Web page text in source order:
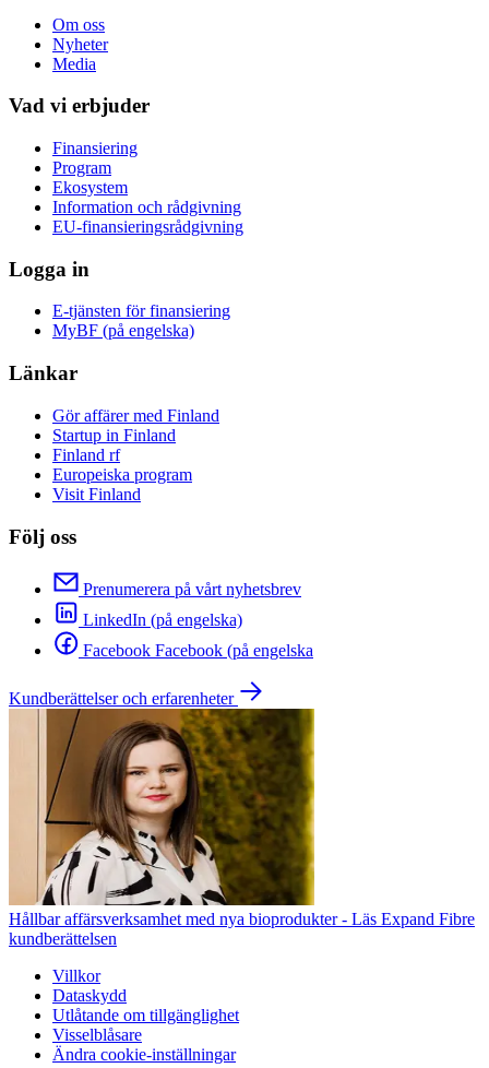
Om oss
Nyheter
Media
Vad vi erbjuder
Finansiering
Program
Ekosystem
Information och rådgivning
EU-finansieringsrådgivning
Logga in
E-tjänsten för finansiering
MyBF (på engelska)
Länkar
Gör affärer med Finland
Startup in Finland
Finland rf
Europeiska program
Visit Finland
Följ oss
Prenumerera på vårt nyhetsbrev
LinkedIn (på engelska)
Facebook Facebook (på engelska
Kundberättelser och erfarenheter
Hållbar affärsverksamhet med nya bioprodukter - Läs Expand Fibre
kundberättelsen
Villkor
Dataskydd
Utlåtande om tillgänglighet
Visselblåsare
Ändra cookie-inställningar